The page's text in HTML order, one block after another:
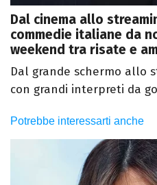
Dal cinema allo
commedie italiane da
weekend tra risate e
Dal grande schermo allo
con grandi interpreti da